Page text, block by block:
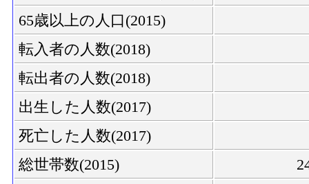
65歳以上の人口(2015)
転入者の人数(2018)
転出者の人数(2018)
出生した人数(2017)
死亡した人数(2017)
総世帯数(2015)